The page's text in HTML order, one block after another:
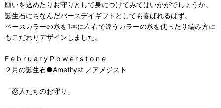
願いを込めたりお守りとして身につけてみてはいかがでしょうか。
誕生石にちなんだバースデイギフトとしても喜ばれるはず。
ベースカラーの糸を1本に左右で違うカラーの糸を使ったり編み方に
もこだわりデザインしました。
F e b r u a r y P o w e r s t o n e
２月の誕生石●Amethyst ／アメジスト
「恋人たちのお守り」